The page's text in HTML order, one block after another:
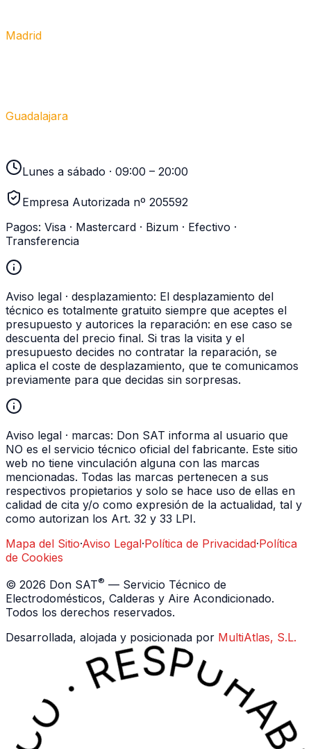
Madrid
Guadalajara
Lunes a sábado · 09:00 – 20:00
Empresa Autorizada nº 205592
Pagos: Visa · Mastercard · Bizum · Efectivo ·
Transferencia
Aviso legal · desplazamiento: El desplazamiento del
técnico es totalmente gratuito siempre que aceptes el
presupuesto y autorices la reparación: en ese caso se
descuenta del precio final. Si tras la visita y el
presupuesto decides no contratar la reparación, se
aplica el coste de desplazamiento, que te comunicamos
previamente para que decidas sin sorpresas.
Aviso legal · marcas: Don SAT informa al usuario que
NO es el servicio técnico oficial del fabricante. Este sitio
web no tiene vinculación alguna con las marcas
mencionadas. Todas las marcas pertenecen a sus
respectivos propietarios y solo se hace uso de ellas en
calidad de cita y/o como expresión de la actualidad, tal y
como autorizan los Art. 32 y 33 LPI.
Mapa del Sitio·Aviso Legal·Política de Privacidad·Política
de Cookies
© 2026 Don SAT® — Servicio Técnico de
Electrodomésticos, Calderas y Aire Acondicionado.
Todos los derechos reservados.
Desarrollada, alojada y posicionada por MultiAtlas, S.L.